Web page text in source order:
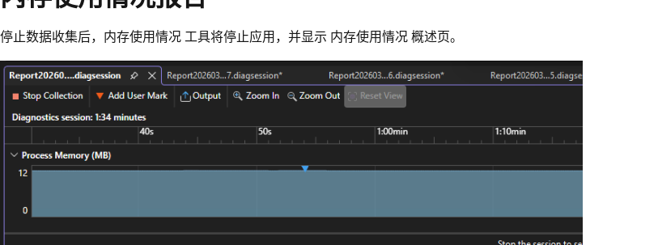
停止数据收集后，内存使用情况 工具将停止应用，并显示 内存使用情况 概述页。